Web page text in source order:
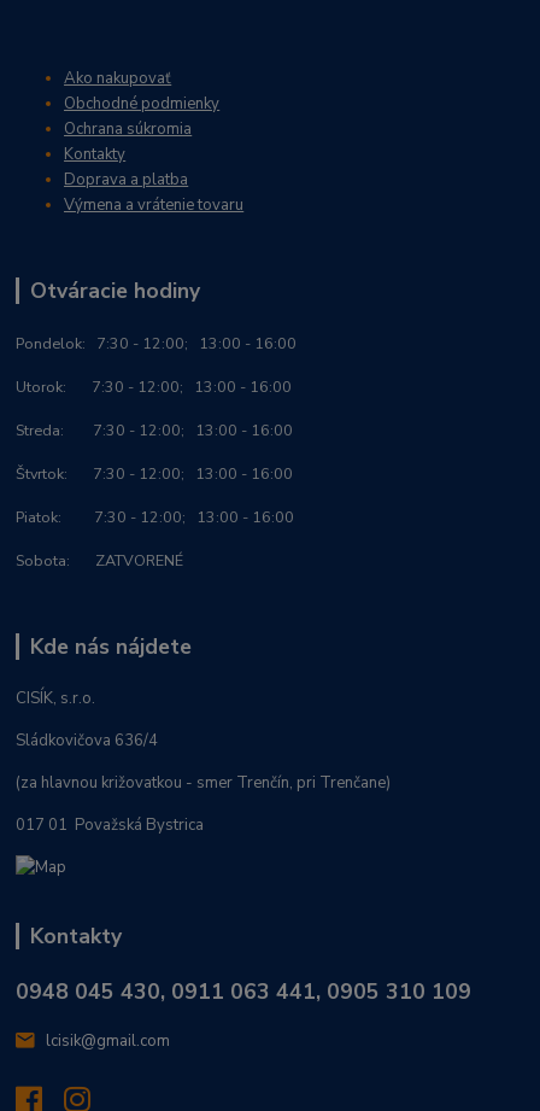
Ako nakupovať
Obchodné podmienky
Ochrana súkromia
Kontakty
Doprava a platba
Výmena a vrátenie tovaru
Otváracie hodiny
Pondelok: 7:30 - 12:00; 13:00 - 16:00
Utorok: 7:30 - 12:00; 13:00 - 16:00
Streda: 7:30 - 12:00; 13:00 - 16:00
Štvrtok: 7:30 - 12:00; 13:00 - 16:00
Piatok: 7:30 - 12:00; 13:00 - 16:00
Sobota: ZATVORENÉ
Kde nás nájdete
CISÍK, s.r.o.
Sládkovičova 636/4
(za hlavnou križovatkou - smer Trenčín, pri Trenčane)
017 01 Považská Bystrica
Kontakty
0948 045 430, 0911 063 441, 0905 310 109
lcisik@gmail.com